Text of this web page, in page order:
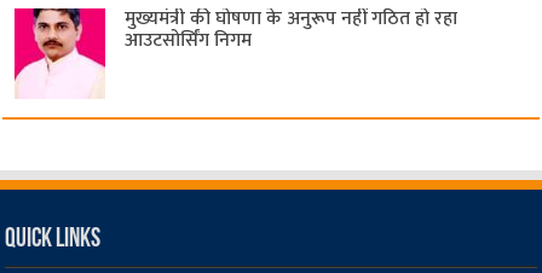
मुख्यमंत्री की घोषणा के अनुरूप नहीं गठित हो रहा
आउटसोर्सिंग निगम
Quick Links